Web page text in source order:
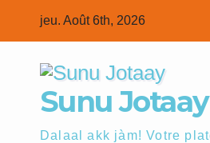
jeu. Août 6th, 2026
Sunu Jotaay
Dalaal akk jàm! Votre